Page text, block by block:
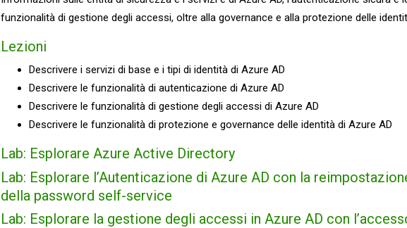
funzionalità di gestione degli accessi, oltre alla governance e alla protezione delle
Lezioni
Descrivere i servizi di base e i tipi di identità di Azure AD
Descrivere le funzionalità di autenticazione di Azure AD
Descrivere le funzionalità di gestione degli accessi di Azure AD
Descrivere le funzionalità di protezione e governance delle identità di Azure AD
Lab: Esplorare Azure Active Directory
Lab: Esplorare l’Autenticazione di Azure AD con la
della password self-service
Lab: Esplorare la gestione degli accessi in Azure AD con